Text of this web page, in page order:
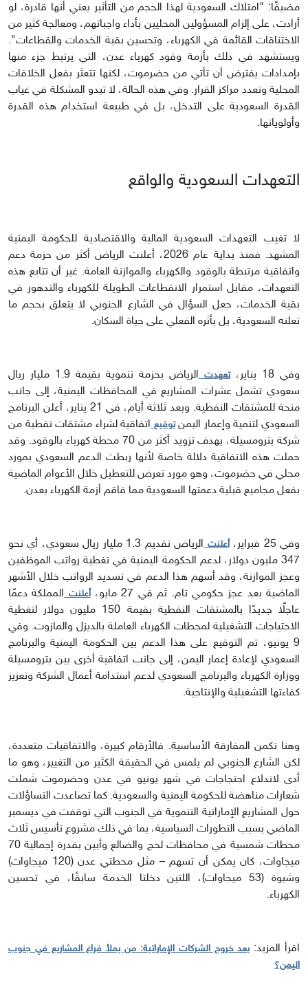
مضيفًا: "امتلاك السعودية لهذا الحجم من التأثير يعني أنها قادرة، لو
أرادت، على إلزام المسؤولين المحليين بأداء واجباتهم، ومعالجة كثير من
الاختناقات القائمة في الكهرباء، وتحسين بقية الخدمات والقطاعات".
ويستشهد في ذلك بأزمة وقود كهرباء عدن، التي يرتبط جزء منها
بإمدادات يفترض أن تأتي من حضرموت، لكنها تتعثر بفعل الخلافات
المحلية وتعدد مراكز القرار. وفي هذه الحالة، لا تبدو المشكلة في غياب
القدرة السعودية على التدخل، بل في طبيعة استخدام هذه القدرة
وأولوياتها.
التعهدات السعودية والواقع
لا تغيب التعهدات السعودية المالية والاقتصادية للحكومة اليمنية
المشهد. فمنذ بداية عام 2026، أعلنت الرياض أكثر من حزمة دعم
واتفاقية مرتبطة بالوقود والكهرباء والموازنة العامة. غير أن تتابع هذه
التعهدات، مقابل استمرار الانقطاعات الطويلة للكهرباء والتدهور في
بقية الخدمات، جعل السؤال في الشارع الجنوبي لا يتعلق بحجم ما
تعلنه السعودية، بل بأثره الفعلي على حياة السكان.
وفي 18 يناير، تعهدت
الرياض بحزمة تنموية بقيمة 1.9 مليار ريال
سعودي تشمل عشرات المشاريع في المحافظات اليمنية، إلى جانب
منحة للمشتقات النفطية. وبعد ثلاثة أيام، في 21 يناير، أعلن البرنامج
السعودي لتنمية وإعمار اليمنتوقيع اتفاقية لشراء مشتقات نفطية من
شركة بترومسيلة، بهدف تزويد أكثر من 70 محطة كهرباء بالوقود. وقد
حملت هذه الاتفاقية دلالة خاصة لأنها ربطت الدعم السعودي بمورد
محلي في حضرموت، وهو مورد تعرض للتعطيل خلال الأعوام الماضية
بفعل مجاميع قبلية دعمتها السعودية مما فاقم أزمة الكهرباء بعدن.
وفي 25 فبراير، أعلنت
الرياض تقديم 1.3 مليار ريال سعودي، أي نحو
347 مليون دولار، لدعم الحكومة اليمنية في تغطية رواتب الموظفين
وعجز الموازنة، وقد أسهم هذا الدعم في تسديد الرواتب خلال الأشهر
الماضية بعد عجز حكومي تام. ثم في 27 مايو،
أعلنت المملكة دعمًا
عاجلًا جديدًا بالمشتقات النفطية بقيمة 150 مليون دولار لتغطية
الاحتياجات التشغيلية لمحطات الكهرباء العاملة بالديزل والمازوت. وفي
9 يونيو، تم التوقيع على هذا الدعم بين الحكومة اليمنية والبرنامج
السعودي لإعادة إعمار اليمن، إلى جانب اتفاقية أخرى بين بترومسيلة
ووزارة الكهرباء والبرنامج السعودي لدعم استدامة أعمال الشركة وتعزيز
كفاءتها التشغيلية والإنتاجية.
وهنا تكمن المفارقة الأساسية. فالأرقام كبيرة، والاتفاقيات متعددة،
لكن الشارع الجنوبي لم يلمس في الحقيقة الكثير من التغيير، وهو ما
أدى لاندلاع احتجاجات في شهر يونيو في عدن وحضرموت شملت
شعارات مناهضة للحكومة اليمنية والسعودية. كما تصاعدت التساؤلات
حول المشاريع الإماراتية التنموية في الجنوب التي توقفت في ديسمبر
الماضي بسبب التطورات السياسية، بما في ذلك مشروع تأسيس ثلاث
محطات شمسية في محافظات لحج والضالع وأبين بقدرة إجمالية 70
ميجاوات، كان يمكن أن تسهم – مثل محطتي عدن (120 ميجاوات)
وشبوة (53 ميجاوات)، اللتين دخلتا الخدمة سابقًا، في تحسين
الكهرباء.
اقرأ المزيد: بعد خروج الشركات الإماراتية: من يملأ فراغ المشاريع في جنوب
اليمن؟